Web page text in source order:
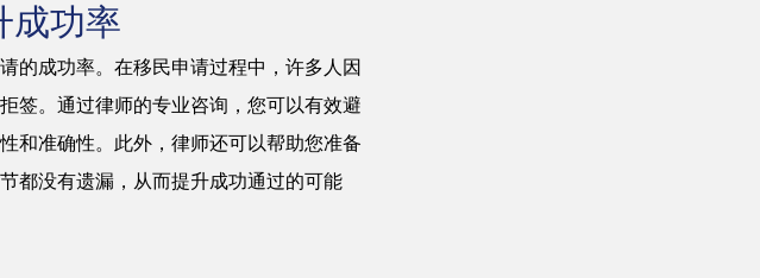
成功率
的成功率。在移民申请过程中，许多人因
签。通过律师的专业咨询，您可以有效避
和准确性。此外，律师还可以帮助您准备
都没有遗漏，从而提升成功通过的可能